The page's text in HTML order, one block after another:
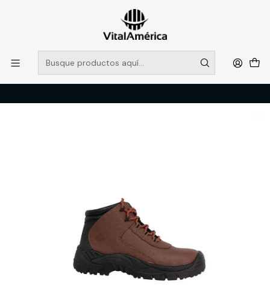
POR SISTEMA FRONTAL SOLO RETIROS EN TIENDA, DESDE
MUCHAS GRACIAS +569 5956 2237
Leer más
CALZADO
ZAPATOS DE SEGURIDAD
CALZADO SEGURIDAD QUEBEC 270 CAFE 41